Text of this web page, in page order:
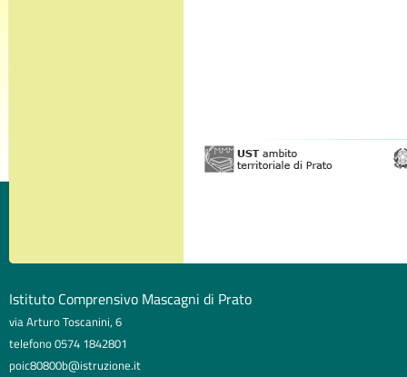
Istituto Comprensivo Mascagni di Prato
via Arturo Toscanini, 6
telefono 0574 1842801
poic80800b@istruzione.it